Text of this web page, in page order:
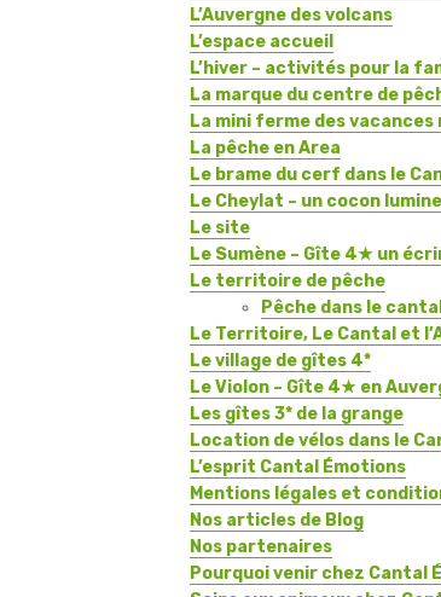
L’Auvergne des volcans
L’espace accueil
L’hiver – activités pour la
La marque du centre de
La mini ferme des
La pêche en Area
Le brame du cerf dans le
Le Cheylat – un cocon
Le site
Le Sumène – Gîte 4★ un
Le territoire de pêche
Pêche dans le cantal
Le Territoire, Le Cantal et
Le village de gîtes 4*
Le Violon – Gîte 4★ en
Les gîtes 3* de la grange
Location de vélos dans le
L’esprit Cantal Émotions
Mentions légales et
Nos articles de Blog
Nos partenaires
Pourquoi venir chez Cantal